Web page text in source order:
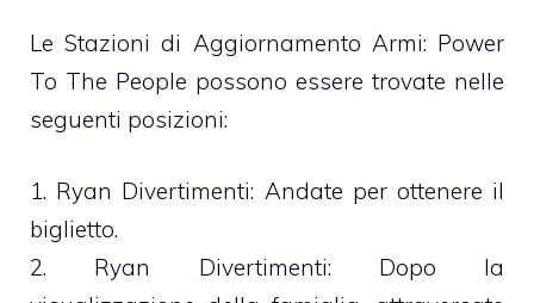
Le Stazioni di Aggiornamento Armi: Power
To The People possono essere trovate nelle
seguenti posizioni:
1. Ryan Divertimenti: Andate per ottenere il
biglietto.
2. Ryan Divertimenti: Dopo la